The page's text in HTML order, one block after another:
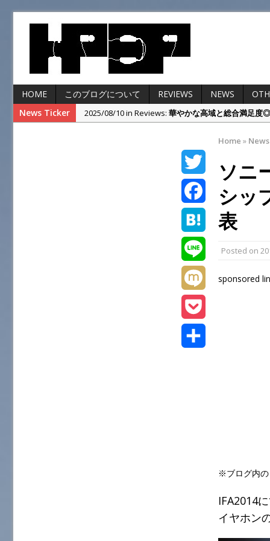
HOME このブログについて REVIEWS NEWS
News Ticker
2025/06/23 in Reviews: 高完成度のイヤーカフ、
ゲオのレトロヘッドホンを
SENNHEISER IE900の偽物
華やかな高域と総合満足度
Home » News
ソニ
シッ
表
Posted on
sponsored
※ブログ内の
IFA2014
イヤホン
T
w
i
t
e
r
F
a
c
e
b
o
H
a
t
e
L
i
n
e
M
i
x
P